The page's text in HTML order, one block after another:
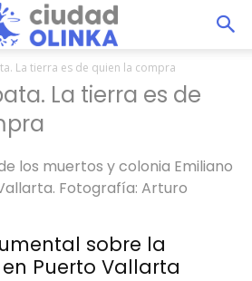
La tierra es de quien la compra
La tierra es de
sobre la
Puerto Vallarta